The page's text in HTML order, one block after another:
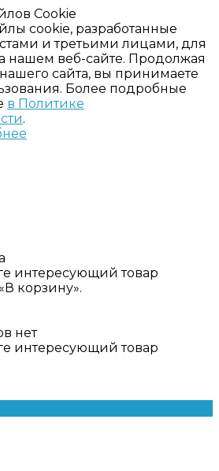
Cookie
cookie, разработанные
и третьими лицами, для
нашем веб-сайте. Продолжая
сайта, вы принимаете
Более подробные
в Политике
.
интересующий товар
корзину».
нет
интересующий товар